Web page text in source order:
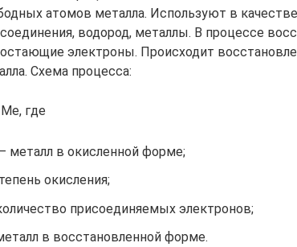
атомов металла. Используют в
соединения, водород, металлы. В процессе
электроны. Происходит
Схема процесса:
где
металл в окисленной форме;
окисления;
присоединяемых электронов;
в восстановленной форме.